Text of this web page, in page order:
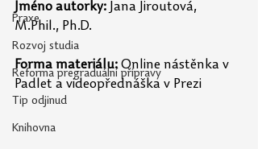
Praxe
Rozvoj studia
Reforma pregraduální přípravy
Tip odjinud
Knihovna
Jméno autorky: Jana Jiroutová,
M.Phil., Ph.D.
Forma materiálu: Online nástěnka v
Padlet a videopřednáška v Prezi